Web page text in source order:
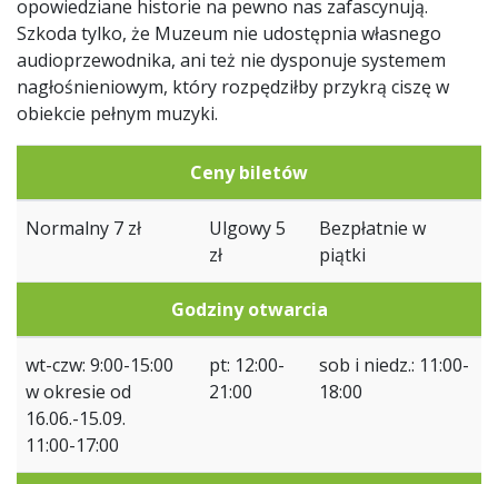
opowiedziane historie na pewno nas zafascynują.
Szkoda tylko, że Muzeum nie udostępnia własnego
audioprzewodnika, ani też nie dysponuje systemem
nagłośnieniowym, który rozpędziłby przykrą ciszę w
obiekcie pełnym muzyki.
Ceny biletów
Normalny 7 zł
Ulgowy 5
zł
Bezpłatnie w
piątki
Godziny otwarcia
wt-czw: 9:00-15:00
w okresie od
16.06.-15.09.
11:00-17:00
pt: 12:00-
21:00
sob i niedz.: 11:00-
18:00